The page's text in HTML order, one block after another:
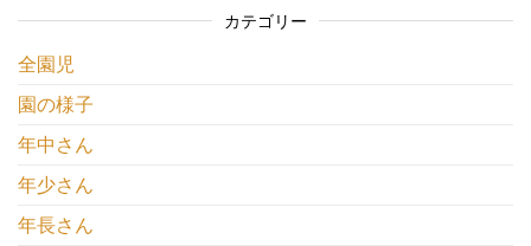
カテゴリー
全園児
園の様子
年中さん
年少さん
年長さん